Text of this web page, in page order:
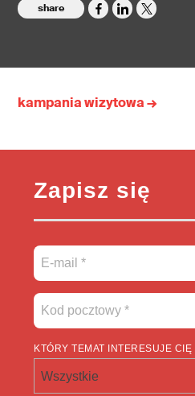
share
kampania wizytowa →
Zapisz się
KTÓRY TEMAT INTERESUJE
Wszystkie